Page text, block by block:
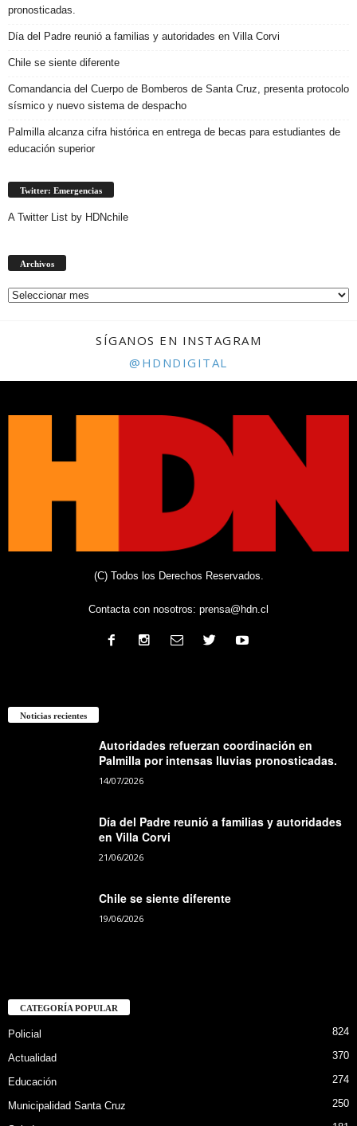
pronosticadas.
Día del Padre reunió a familias y autoridades en Villa Corvi
Chile se siente diferente
Comandancia del Cuerpo de Bomberos de Santa Cruz, presenta protocolo
sísmico y nuevo sistema de despacho
Palmilla alcanza cifra histórica en entrega de becas para estudiantes de
educación superior
Twitter: Emergencias
A Twitter List by HDNchile
Archivos
SÍGANOS EN INSTAGRAM
@HDNDIGITAL
(C) Todos los Derechos Reservados.
Contacta con nosotros: prensa@hdn.cl
Noticias recientes
Autoridades refuerzan coordinación en
Palmilla por intensas lluvias pronosticadas.
14/07/2026
Día del Padre reunió a familias y autoridades
en Villa Corvi
21/06/2026
Chile se siente diferente
19/06/2026
CATEGORÍA POPULAR
Policial 824
Actualidad 370
Educación 274
Municipalidad Santa Cruz 250